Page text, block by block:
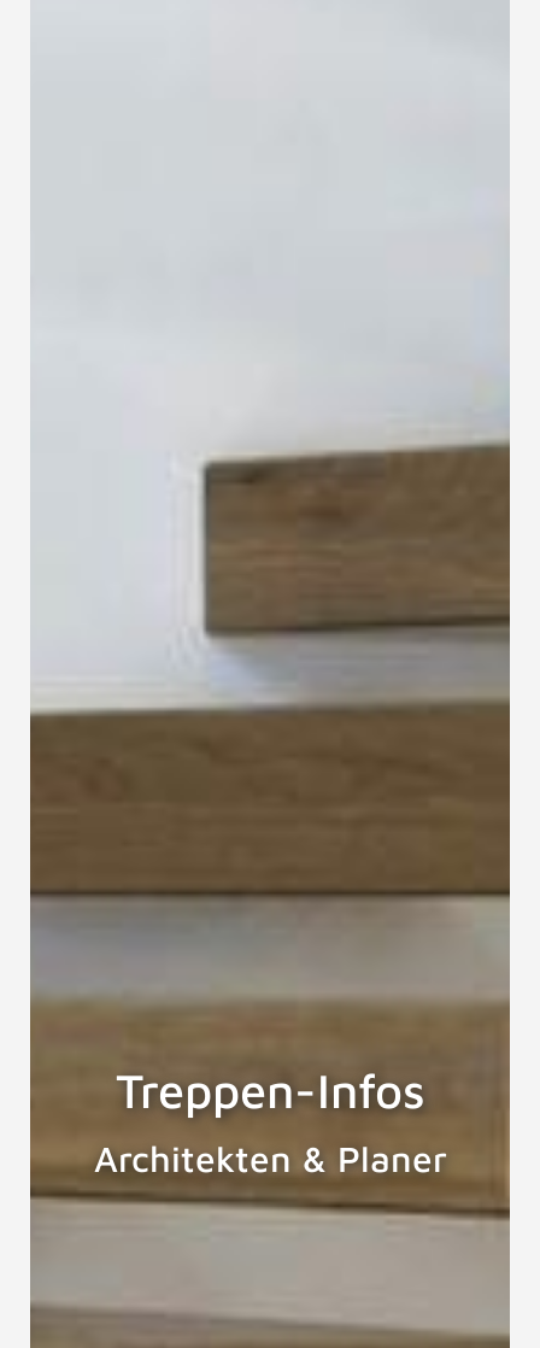
Treppen-Infos
Architekten & Planer